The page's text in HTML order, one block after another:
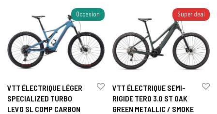
Occasion
VTT ÉLECTRIQUE LÉGER
SPECIALIZED TURBO
LEVO SL COMP CARBON
Super deal
VTT ÉLECTRIQUE SEMI-
RIGIDE TERO 3.0 ST OAK
GREEN METALLIC / SMOKE